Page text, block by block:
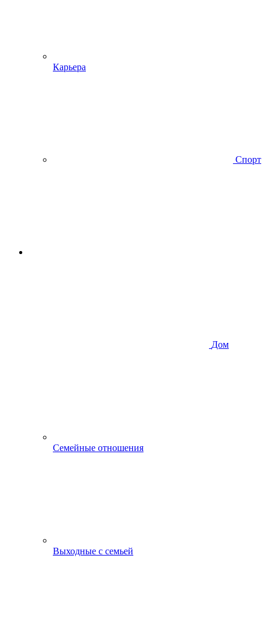
Карьера
Спорт
Дом
Семейные отношения
Выходные с семьей